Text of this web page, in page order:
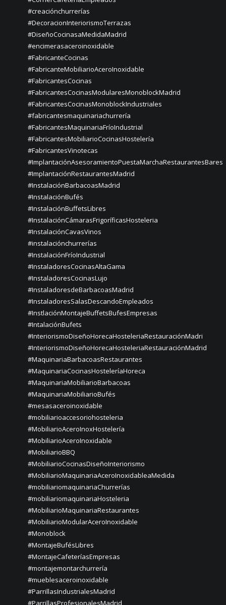
#creaciónchurrerías
#DecoracionInteriorismoTerrazas
#DiseñoCocinasaMedidaMadrid
#encimerasaceroinoxidable
#FabricanteCocinas
#FabricanteMobiliarioAceroInoxidable
#FabricantesCocinas
#FabricantesCocinasModularesMonoblockMadrid
#FabricantesCocinasMonoblockIndustriales
#fabricantesmaquinariachurrería
#FabricantesMaquinariaFríoIndustrial
#FabricantesMobiliarioCocinasHostelería
#FabricantesVinotecas
#ImplantaciónAsesoramientoPuestaMarchaRestaurantesBares
#ImplantaciónRestaurantesMadrid
#InstalaciónBarbacoasMadrid
#InstalaciónBufés
#InstalaciónBuffetsLibres
#InstalaciónCámarasFrigoríficasHosteleria
#InstalaciónCavasVinos
#instalaciónchurrerías
#InstalaciónFríoIndustrial
#InstaladoresCocinasAltaGama
#InstaladoresCocinasLujo
#InstaladoresdeBarbacoasMadrid
#InstaladoresSalasDescandoEmpleados
#InstlaciónMontajeBuffetsBufesEmpresas
#IntalaciónBufets
#InteriorismoDiseñoHorecaHosteleriaRestauraciónMadri
#InteriorismoDiseñoHorecaHosteleriaRestauraciónMadrid
#MaquinariaBarbacoasRestaurantes
#MaquinariaCocinasHosteleríaHoreca
#MaquinariaMobiliarioBarbacoas
#MaquinariaMobiliarioBufés
#mesasaceroinoxidable
#mobiliarioaccesoriohosteleria
#MobiliarioAceroInoxHostelería
#MobiliarioAceroInoxidable
#MobiliarioBBQ
#MobiliarioCocinasDiseñoInteriorismo
#MobiliarioMaquinariaAceroInoxidableaMedida
#mobiliariomaquinariaChurrerías
#mobiliariomaquinariaHosteleria
#MobiliarioMaquinariaRestaurantes
#MobiliarioModularAceroInoxidable
#Monoblock
#MontajeBufésLibres
#MontajeCafeteríasEmpresas
#montajemontarchurrería
#mueblesaceroinoxidable
#ParrillasIndustrialesMadrid
#ParrillasProfesionalesMadrid